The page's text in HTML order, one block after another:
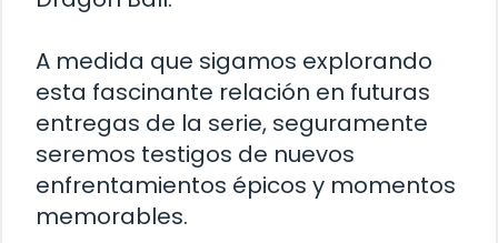
A medida que sigamos explorando
esta fascinante relación en futuras
entregas de la serie, seguramente
seremos testigos de nuevos
enfrentamientos épicos y momentos
memorables.